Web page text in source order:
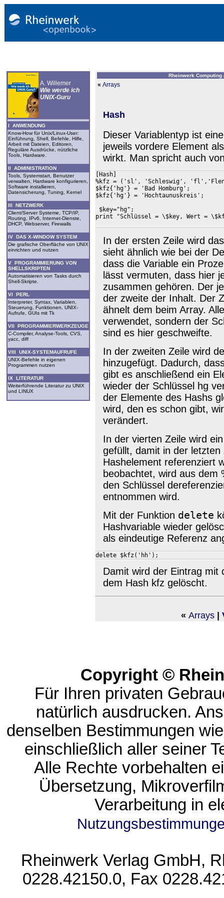
A. Willemer
Wie werde ich
UNIX-Guru
I ANWENDUNG
Know-How für Unix/Linux-User:
Einführung, Shell, Befehle, Hilfe,
Arbeit mit Dateien, Editoren,
Reguläre Ausdrücke, nützliche
Tools, Hardware.
II ADMINISTRATION
Tools, Systemstart, Benutzer
verwalten, Hardware konfigurieren,
Software installieren,
Datensicherung, Tuning, Kernel
III NETZWERK
Client/Server Systeme, TCP/IP,
Routing, IPv6, Internet-Dienste,
DHCP, Webserver, Firewalls
IV DAS X-WINDOW SYSTEM
Die grafische Oberfläche von UNIX
einrichten und nutzen
V PROGRAMMIERUNG VON
SHELLSKRIPTEN
Automatisieren von Tasks durch
Shell-Skripte.
VI PERL
Interpreter, Syntax, Variablen,
Steuerung, Funktionen, UNIX-
Aufrufe, GUIs mit Tk
VII PROGRAMMIERWERKZEUGE
C-Compiler, Analyse-Tools, CVS,
yacc, diff
VIII UNIX-SYSTEMAUFRUFE
UNIX-Befehle in eigenen
Programmen nutzen
IX LITERATUR
Weiterführende Literatur zu UNIX
und LINUX
Rheinwerk Computing
« Arrays
Hash
Dieser Variablentyp ist
jeweils vordere Element
wirkt. Man spricht auch
[Hash]
%kfz = ('sl', 'Schleswig',
$kfz{'hg'} = 'Bad Homburg';
$kfz{'hg'} = 'Hochtaunuskreis';
$key="hg";
print "Schlüssel = \$key, Wert =
In der ersten Zeile wird
sieht ähnlich wie bei der
dass die Variable ein
lässt vermuten, dass hier
zusammen gehören. Der
der zweite der Inhalt. Der
ähnelt dem beim Array.
verwendet, sondern der
sind es hier geschweifte.
In der zweiten Zeile wird
hinzugefügt. Dadurch,
gibt es anschließend ein
wieder der Schlüssel hg
der Elemente des Hashs
wird, den es schon gibt,
verändert.
In der vierten Zeile wird
gefüllt, damit in der
Hashelement referenziert
beobachtet, wird aus dem
den Schlüssel
entnommen wird.
Mit der Funktion delete
Hashvariable wieder
als eindeutige Referenz
Damit wird der Eintrag mit
dem Hash kfz gelöscht.
« Arrays |
Copyright ©
Für Ihren privaten
natürlich ausdrucken.
denselben Bestimmungen
einschließlich aller seiner
Alle Rechte vorbehalten
Übersetzung,
Verarbeitung in
Rheinwerk Verlag GmbH,
0228.42150.0, Fax